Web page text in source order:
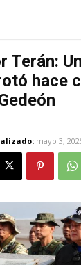
Terán:
hace
mayo 3,